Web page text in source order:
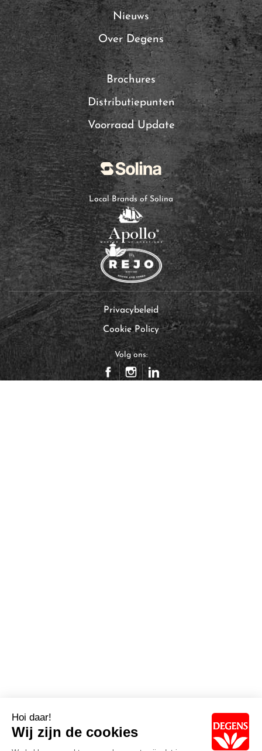
Nieuws
Over Degens
Brochures
Distributiepunten
Voorraad Update
Local Brands of Solina
Privacybeleid
Cookie Policy
Volg ons: